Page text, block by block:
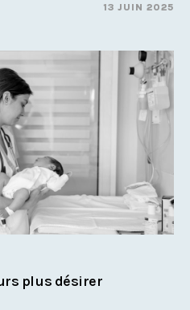
13 JUIN 2025
plus désirer